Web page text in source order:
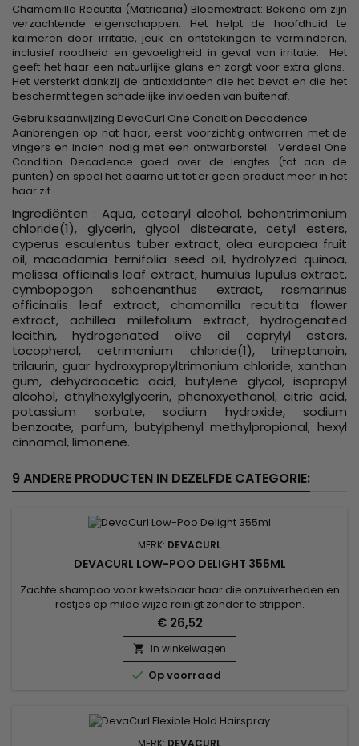
Chamomilla Recutita (Matricaria) Bloemextract: Bekend om zijn
verzachtende eigenschappen. Het helpt de hoofdhuid te
kalmeren door irritatie, jeuk en ontstekingen te verminderen,
inclusief roodheid en gevoeligheid in geval van irritatie. Het
geeft het haar een natuurlijke glans en zorgt voor extra glans.
Het versterkt dankzij de antioxidanten die het bevat en die het
beschermt tegen schadelijke invloeden van buitenaf.
Gebruiksaanwijzing DevaCurl One Condition Decadence:
Aanbrengen op nat haar, eerst voorzichtig ontwarren met de
vingers en indien nodig met een ontwarborstel. Verdeel One
Condition Decadence goed over de lengtes (tot aan de
punten) en spoel het daarna uit tot er geen product meer in het
haar zit.
Ingrediënten : Aqua, cetearyl alcohol, behentrimonium
chloride(1), glycerin, glycol distearate, cetyl esters,
cyperus esculentus tuber extract, olea europaea fruit
oil, macadamia ternifolia seed oil, hydrolyzed quinoa,
melissa officinalis leaf extract, humulus lupulus extract,
cymbopogon schoenanthus extract, rosmarinus
officinalis leaf extract, chamomilla recutita flower
extract, achillea millefolium extract, hydrogenated
lecithin, hydrogenated olive oil caprylyl esters,
tocopherol, cetrimonium chloride(1), triheptanoin,
trilaurin, guar hydroxypropyltrimonium chloride, xanthan
gum, dehydroacetic acid, butylene glycol, isopropyl
alcohol, ethylhexylglycerin, phenoxyethanol, citric acid,
potassium sorbate, sodium hydroxide, sodium
benzoate, parfum, butylphenyl methylpropional, hexyl
cinnamal, limonene.
9 ANDERE PRODUCTEN IN DEZELFDE CATEGORIE:
MERK: DEVACURL
DEVACURL LOW-POO DELIGHT 355ML
Zachte shampoo voor kwetsbaar haar die onzuiverheden en
restjes op milde wijze reinigt zonder te strippen.
&nbsp;DevaCurl Low-Poo Delight is geformuleerd met
rijstproteïnen en versterkt en revitaliseert het haar terwijl het
de soepelheid en glans verbetert.&nbsp; Het bestrijdt pluis
en hydrateert diep in het haar. Kamilleolie, bekend om zijn
kalmerende...
€ 26,52
 In winkelwagen
 Op voorraad
MERK: DEVACURL